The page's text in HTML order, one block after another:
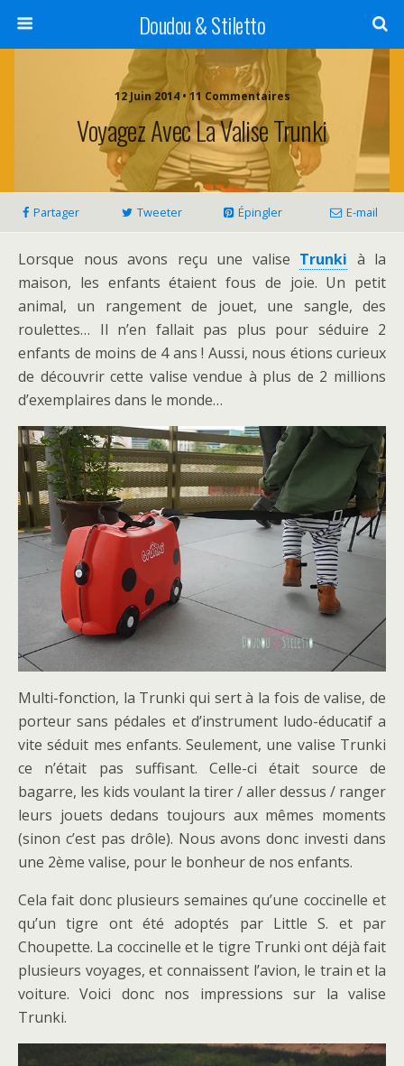
Doudou & Stiletto
12 Juin 2014 • 11 Commentaires
Voyagez Avec La Valise Trunki
Partager Tweeter Épingler E-mail
Lorsque nous avons reçu une valise Trunki à la
maison, les enfants étaient fous de joie. Un petit
animal, un rangement de jouet, une sangle, des
roulettes… Il n’en fallait pas plus pour séduire 2
enfants de moins de 4 ans ! Aussi, nous étions curieux
de découvrir cette valise vendue à plus de 2 millions
d’exemplaires dans le monde…
Multi-fonction, la Trunki qui sert à la fois de valise, de
porteur sans pédales et d’instrument ludo-éducatif a
vite séduit mes enfants. Seulement, une valise Trunki
ce n’était pas suffisant. Celle-ci était source de
bagarre, les kids voulant la tirer / aller dessus / ranger
leurs jouets dedans toujours aux mêmes moments
(sinon c’est pas drôle). Nous avons donc investi dans
une 2ème valise, pour le bonheur de nos enfants.
Cela fait donc plusieurs semaines qu’une coccinelle et
qu’un tigre ont été adoptés par Little S. et par
Choupette. La coccinelle et le tigre Trunki ont déjà fait
plusieurs voyages, et connaissent l’avion, le train et la
voiture. Voici donc nos impressions sur la valise
Trunki.